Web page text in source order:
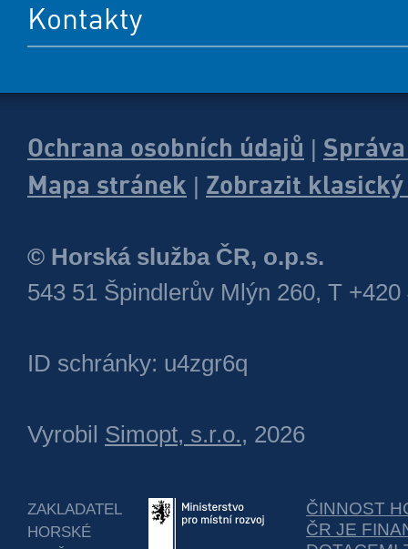
Kontakty
Ochrana osobních údajů
Mapa stránek
Zobrazit
© Horská služba ČR, o.p.s.
543 51 Špindlerův Mlýn 260, T +420
ID schránky: u4zgr6q
Vyrobil Simopt, s.r.o., 2026
ZAKLADATEL
HORSKÉ
ČINNOST
ČR JE